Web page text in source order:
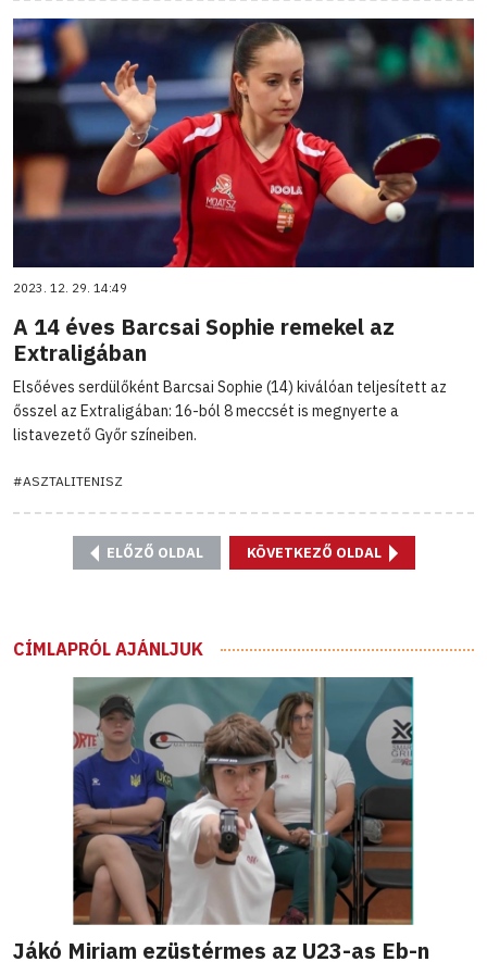
2023. 12. 29. 14:49
A 14 éves Barcsai Sophie remekel az
Extraligában
Elsőéves serdülőként Barcsai Sophie (14) kiválóan teljesített az
ősszel az Extraligában: 16-ból 8 meccsét is megnyerte a
listavezető Győr színeiben.
#ASZTALITENISZ
ELŐZŐ OLDAL KÖVETKEZŐ OLDAL
CÍMLAPRÓL AJÁNLJUK
Jákó Miriam ezüstérmes az U23-as Eb-n